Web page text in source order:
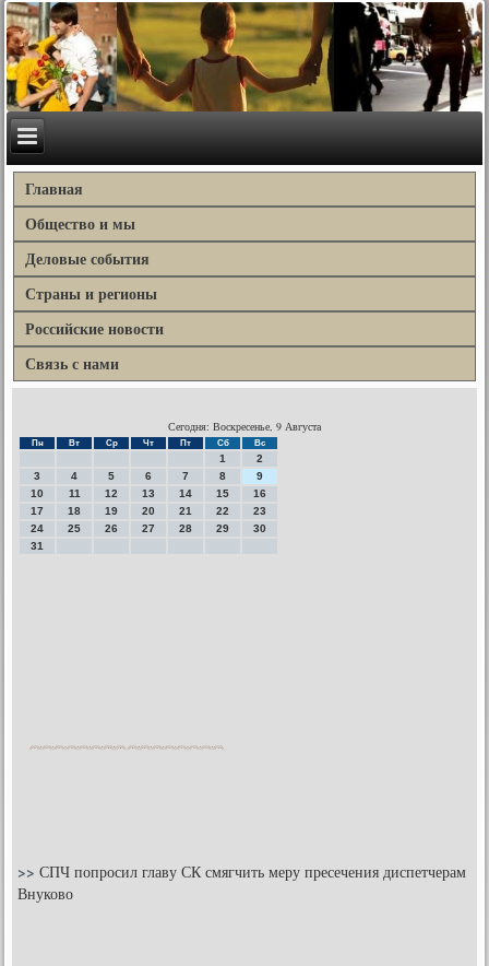
Главная
Общество и мы
Деловые события
Страны и регионы
Российские новости
Связь с нами
Сегодня: Воскресенье, 9 Августа
Пн Вт Ср Чт Пт Сб Вс
1
2
3
4 5 6 7 8
9
10
11 12 13 14 15
16
17
18 19 20 21 22
23
24
25 26 27 28 29
30
31
>>СПЧ попросил главу СК смягчить меру пресечения диспетчерам
Внуково